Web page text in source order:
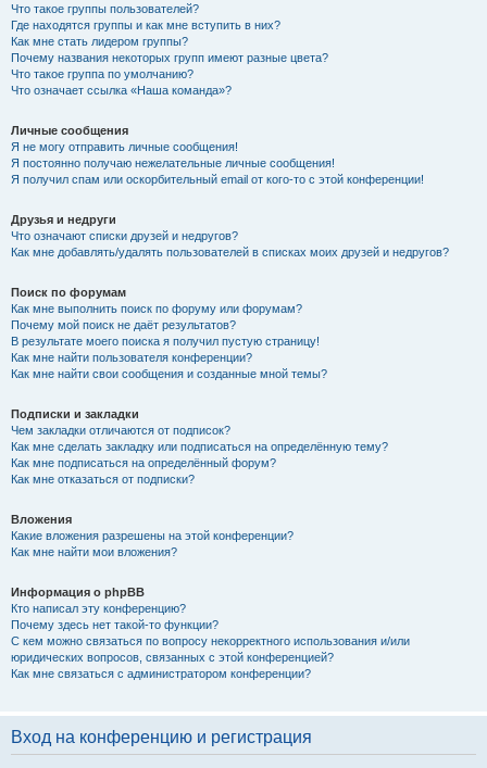
Что такое группы пользователей?
Где находятся группы и как мне вступить в них?
Как мне стать лидером группы?
Почему названия некоторых групп имеют разные цвета?
Что такое группа по умолчанию?
Что означает ссылка «Наша команда»?
Личные сообщения
Я не могу отправить личные сообщения!
Я постоянно получаю нежелательные личные сообщения!
Я получил спам или оскорбительный email от кого-то с этой конференции!
Друзья и недруги
Что означают списки друзей и недругов?
Как мне добавлять/удалять пользователей в списках моих друзей и недругов?
Поиск по форумам
Как мне выполнить поиск по форуму или форумам?
Почему мой поиск не даёт результатов?
В результате моего поиска я получил пустую страницу!
Как мне найти пользователя конференции?
Как мне найти свои сообщения и созданные мной темы?
Подписки и закладки
Чем закладки отличаются от подписок?
Как мне сделать закладку или подписаться на определённую тему?
Как мне подписаться на определённый форум?
Как мне отказаться от подписки?
Вложения
Какие вложения разрешены на этой конференции?
Как мне найти мои вложения?
Информация о phpBB
Кто написал эту конференцию?
Почему здесь нет такой-то функции?
С кем можно связаться по вопросу некорректного использования и/или
юридических вопросов, связанных с этой конференцией?
Как мне связаться с администратором конференции?
Вход на конференцию и регистрация